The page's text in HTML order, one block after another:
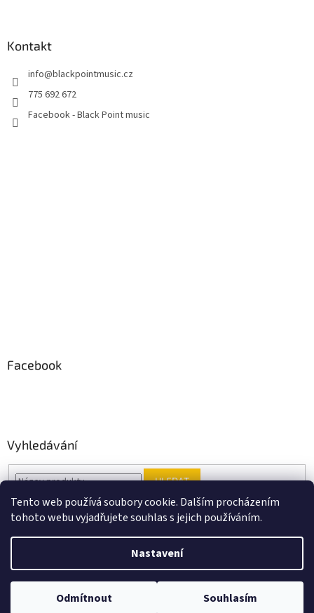
Tento web používá soubory cookie. Dalším procházením
tohoto webu vyjadřujete souhlas s jejich používáním.
Nastavení
Odmítnout Souhlasím
Kontakt
info@blackpointmusic.cz
775 692 672
Facebook - Black Point music
Facebook
Vyhledávání
HLEDAT
Copyright 2026Black Point music. Všechna práva vyhrazena.
Upravit nastavení cookies